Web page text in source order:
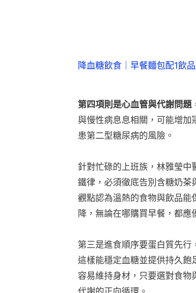
鐵律，必須徹底告別含糖奶茶
第三是進食順序要蛋白質先行
這樣能穩定血糖並提供持久飽
代謝的正向循環。
相關文章：早餐別只吃碳水　
吃